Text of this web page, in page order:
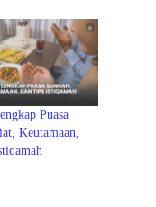
Puasa
Keutamaan,